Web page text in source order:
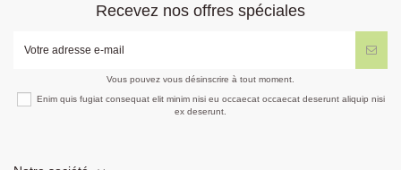
Recevez nos offres spéciales
Vous pouvez vous désinscrire à tout moment.
Enim quis fugiat consequat elit minim nisi eu occaecat occaecat deserunt aliquip nisi
ex deserunt.